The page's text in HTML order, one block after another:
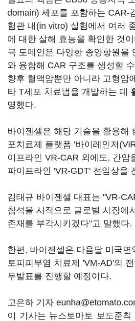
domain) 세포를 포함하는 CAR-
험관 내(in vitro) 실험에서 여러
에 대한 살해 효능을 확인한 것
극 도메인은 다양한 종양항원을
와 융합해 CAR 구조를 생성할
향후 혈액암뿐만 아니라 고형암
타 T세포 치료법을 개발하는 데
명했다.
바이젠셀은 해당 기술을 활용해
포치료제 플랫폼 '바이레인저
이프라인 VR-CAR 외에도, 간암
파이프라인 'VR-GDT' 전임상을
김태규 바이젠셀 대표는 "VR-
참석을 시작으로 글로벌 시장에
존재를 부각시키겠다"고 말했다.
한편, 바이젠셀은 다음달 미국
토피피부염 치료제 'VM-AD'의
두발표를 진행할 예정이다.
고은하 기자
이 기사는 뉴스토마토 보도준